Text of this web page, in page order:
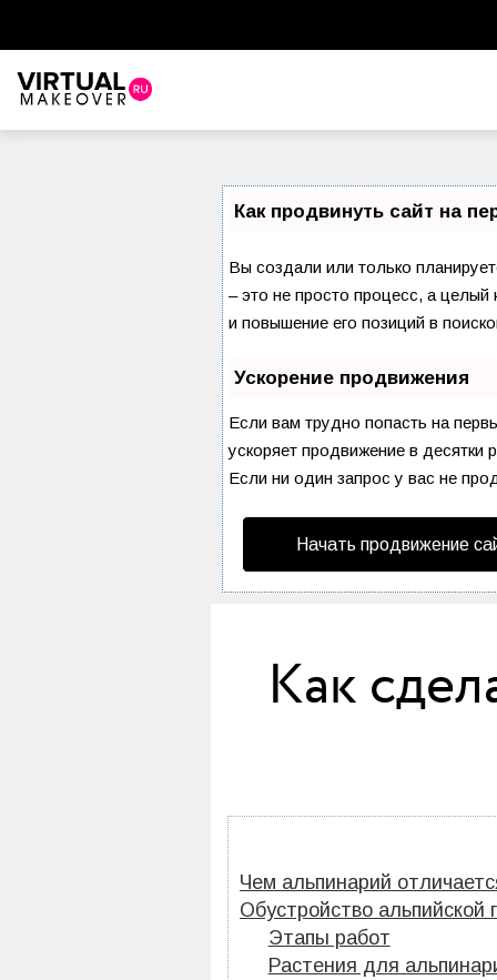
Как продвинуть сайт на
Вы создали или только
– это не просто процесс, а
и повышение его позиций в
Ускорение продвижения
Если вам трудно попасть на
ускоряет продвижение в десятки
Если ни один запрос у вас не
Начать продвижение
Как
Чем альпинарий
Обустройство альпийской
Этапы работ
Растения для